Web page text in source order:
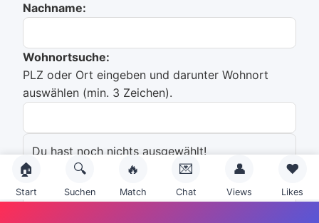
Nachname:
Wohnortsuche:
PLZ oder Ort eingeben und darunter Wohnort
auswählen (min. 3 Zeichen).
Du hast noch nichts ausgewählt!
Emailadresse:
🏠
Start
🔍
Suchen
🔥
Match
💌
Chat
👤
Views
❤️
Likes